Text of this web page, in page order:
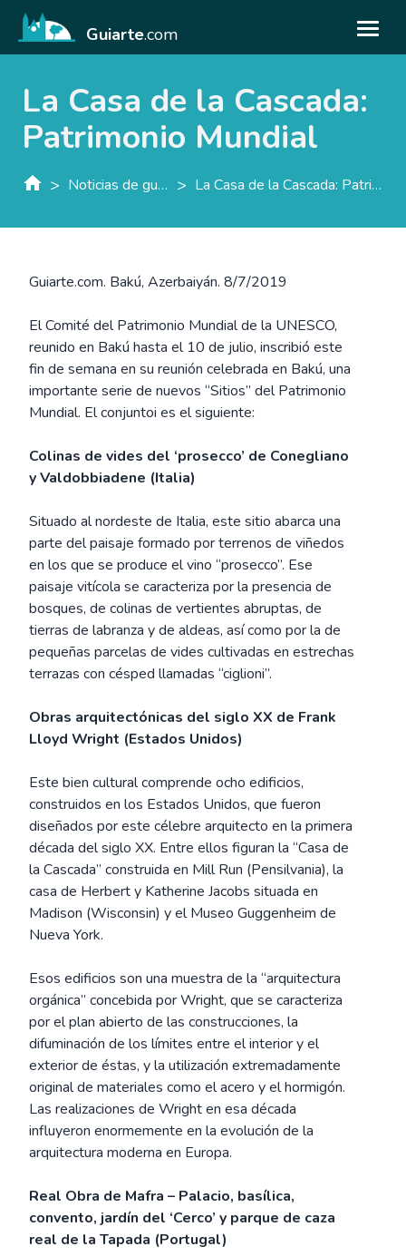
Guiarte.com
La Casa de la Cascada:
Patrimonio Mundial
> Noticias de guiarte.con > La Casa de la Cascada: Patrimonio Mundial
Guiarte.com. Bakú, Azerbaiyán. 8/7/2019
El Comité del Patrimonio Mundial de la UNESCO,
reunido en Bakú hasta el 10 de julio, inscribió este
fin de semana en su reunión celebrada en Bakú, una
importante serie de nuevos “Sitios” del Patrimonio
Mundial. El conjuntoi es el siguiente:
Colinas de vides del ‘prosecco’ de Conegliano
y Valdobbiadene (Italia)
Situado al nordeste de Italia, este sitio abarca una
parte del paisaje formado por terrenos de viñedos
en los que se produce el vino “prosecco”. Ese
paisaje vitícola se caracteriza por la presencia de
bosques, de colinas de vertientes abruptas, de
tierras de labranza y de aldeas, así como por la de
pequeñas parcelas de vides cultivadas en estrechas
terrazas con césped llamadas “ciglioni”.
Obras arquitectónicas del siglo XX de Frank
Lloyd Wright (Estados Unidos)
Este bien cultural comprende ocho edificios,
construidos en los Estados Unidos, que fueron
diseñados por este célebre arquitecto en la primera
década del siglo XX. Entre ellos figuran la “Casa de
la Cascada” construida en Mill Run (Pensilvania), la
casa de Herbert y Katherine Jacobs situada en
Madison (Wisconsin) y el Museo Guggenheim de
Nueva York.
Esos edificios son una muestra de la “arquitectura
orgánica” concebida por Wright, que se caracteriza
por el plan abierto de las construcciones, la
difuminación de los límites entre el interior y el
exterior de éstas, y la utilización extremadamente
original de materiales como el acero y el hormigón.
Las realizaciones de Wright en esa década
influyeron enormemente en la evolución de la
arquitectura moderna en Europa.
Real Obra de Mafra – Palacio, basílica,
convento, jardín del ‘Cerco’ y parque de caza
real de la Tapada (Portugal)